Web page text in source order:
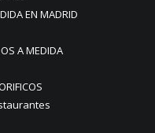
EN MADRID
A MEDIDA